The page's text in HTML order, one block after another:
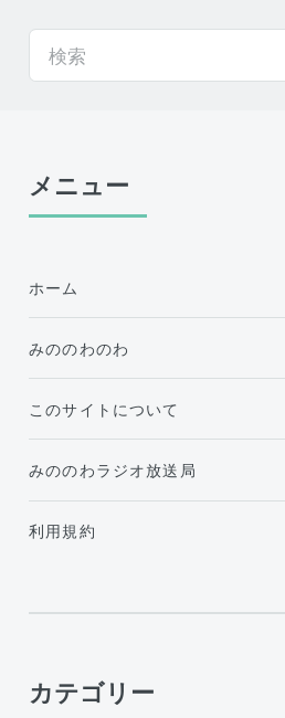
メニュー
ホーム
みののわのわ
このサイトについて
みののわラジオ放送局
利用規約
カテゴリー